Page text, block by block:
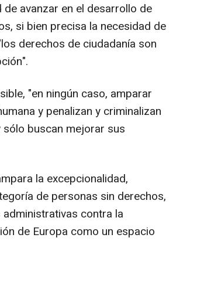
avanzar en el desarrollo de
si bien precisa la necesidad de
derechos de ciudadanía son
"en ningún caso, amparar
y penalizan y criminalizan
buscan mejorar sus
la excepcionalidad,
de personas sin derechos,
contra la
de Europa como un espacio